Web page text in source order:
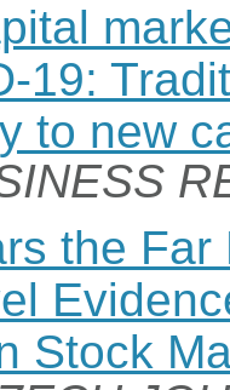
19:
to new
the Far
Stock